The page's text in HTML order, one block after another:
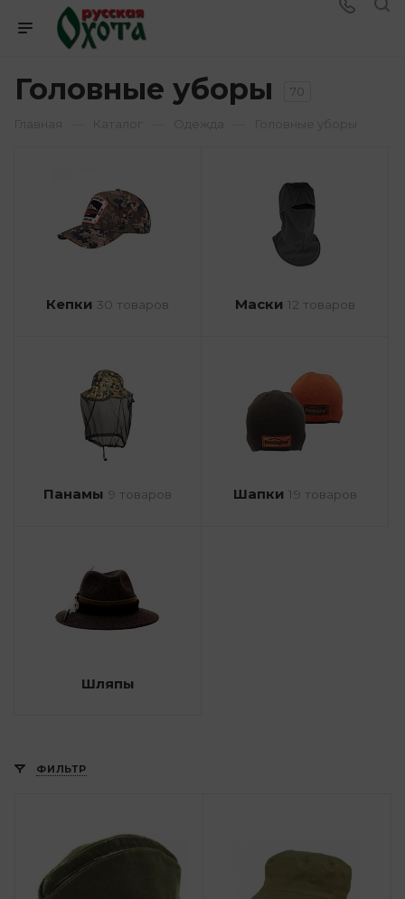
Головные уборы 70
Кепки 30 товаров Маски 12 товаров
Панамы 9 товаров Шапки 19 товаров
Шляпы
ФИЛЬТР